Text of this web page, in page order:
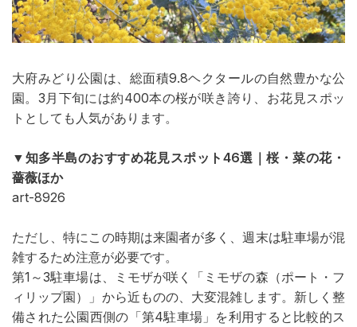
大府みどり公園は、総面積9.8ヘクタールの自然豊かな公
園。3月下旬には約400本の桜が咲き誇り、お花見スポッ
トとしても人気があります。
▼知多半島のおすすめ花見スポット46選｜桜・菜の花・
薔薇ほか
art-8926
ただし、特にこの時期は来園者が多く、週末は駐車場が混
雑するため注意が必要です。
第1～3駐車場は、ミモザが咲く「ミモザの森（ポート・フ
ィリップ園）」から近ものの、大変混雑します。新しく整
備された公園西側の「第4駐車場」を利用すると比較的ス